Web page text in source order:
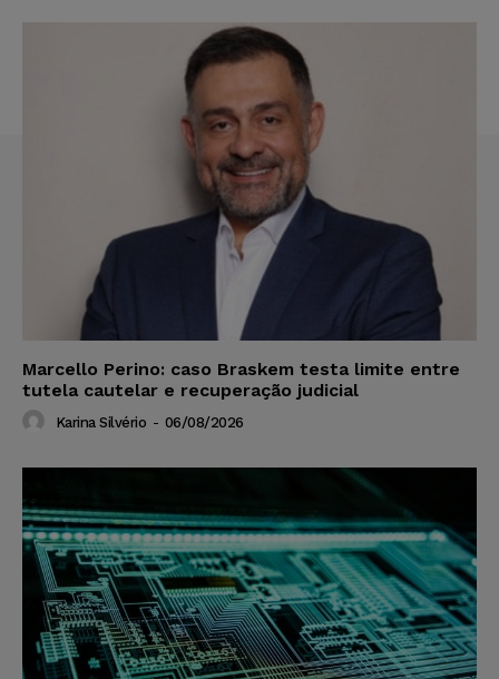
Marcello Perino: caso Braskem testa limite entre
tutela cautelar e recuperação judicial
Karina Silvério - 06/08/2026